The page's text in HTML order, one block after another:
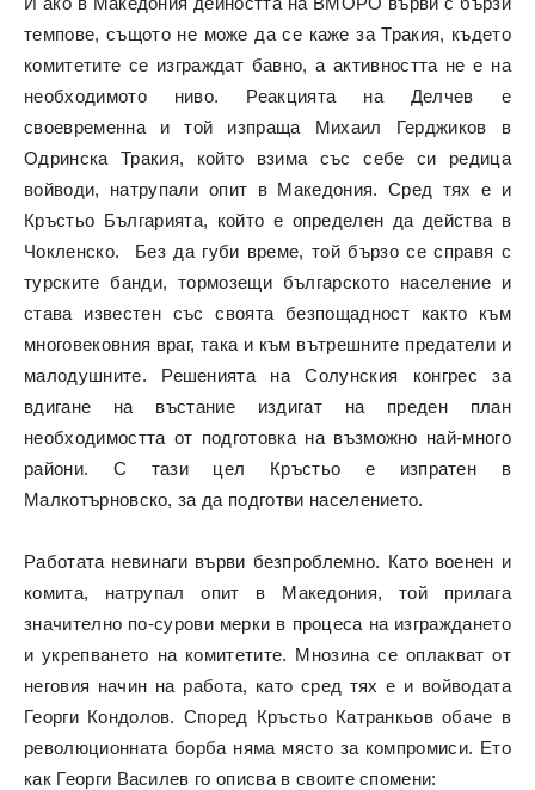
темпове, същото не може да се каже за Тракия, където
комитетите се изграждат бавно, а активността не е на
необходимото ниво. Реакцията на Делчев е
своевременна и той изпраща Михаил Герджиков в
Одринска Тракия, който взима със себе си редица
войводи, натрупали опит в Македония. Сред тях е и
Кръстьо Българията, който е определен да действа в
Чокленско. Без да губи време, той бързо се справя с
турските банди, тормозещи българското население и
става известен със своята безпощадност както към
многовековния враг, така и към вътрешните предатели и
малодушните. Решенията на Солунския конгрес за
вдигане на въстание издигат на преден план
необходимостта от подготовка на възможно най-много
райони. С тази цел Кръстьо е изпратен в
Малкотърновско, за да подготви населението.
Работата невинаги върви безпроблемно. Като военен и
комита, натрупал опит в Македония, той прилага
значително по-сурови мерки в процеса на изграждането
и укрепването на комитетите. Мнозина се оплакват от
неговия начин на работа, като сред тях е и войводата
Георги Кондолов. Според Кръстьо Катранкьов обаче в
революционната борба няма място за компромиси. Ето
как Георги Василев го описва в своите спомени: